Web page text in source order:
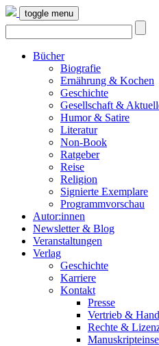
toggle menu
Bücher
Biografie
Ernährung & Kochen
Geschichte
Gesellschaft &
Humor & Satire
Literatur
Non-Book
Ratgeber
Reise
Religion
Signierte Exemplare
Programmvorschau
Autor:innen
Newsletter & Blog
Veranstaltungen
Verlag
Geschichte
Karriere
Kontakt
Presse
Vertrieb &
Rechte &